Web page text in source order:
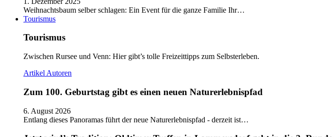
Weihnachtsbaum selber schlagen: Ein Event für die ganze Familie Ihr…
Tourismus
Tourismus
Zwischen Rursee und Venn: Hier gibt’s tolle Freizeittipps zum Selbsterleben.
Artikel Autoren
Zum 100. Geburtstag gibt es einen neuen Naturerlebnispfad
6. August 2026
Entlang dieses Panoramas führt der neue Naturerlebnispfad - derzeit ist…